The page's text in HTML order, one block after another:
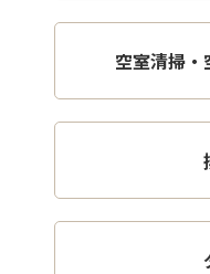
空室清掃